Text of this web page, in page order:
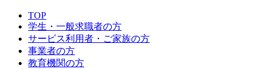
TOP
学生・一般求職者の方
サービス利用者・ご家族の方
事業者の方
教育機関の方